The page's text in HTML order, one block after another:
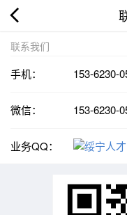
联系我们
手机： 153-6230-
微信： 153-6230-
业务QQ：